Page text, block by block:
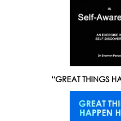
“GREAT THINGS